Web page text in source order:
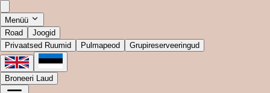
Menüü
Road
Joogid
Privaatsed Ruumid
Pulmapeod Grupireserveeringud
Broneeri Laud